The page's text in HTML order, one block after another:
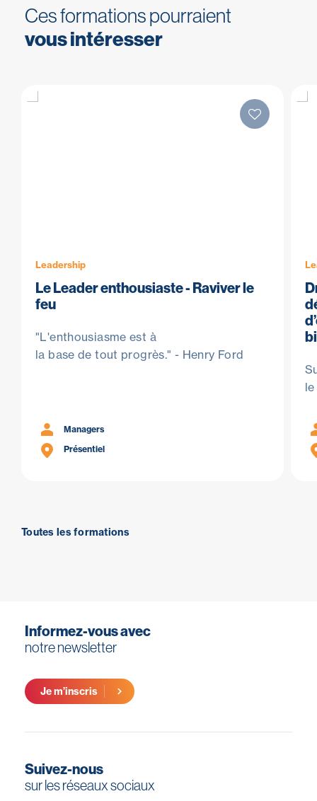
Ces formations pourraient
vous intéresser
Leadership
Le Leader enthousiaste - Raviver le
feu
"L'enthousiasme est à
la base de tout progrès." - Henry Ford
Managers
Présentiel
Toutes les formations
Informez-vous avec
notre newsletter
Je m’inscris
Suivez-nous
sur les réseaux sociaux